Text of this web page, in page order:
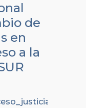
de
en
a la